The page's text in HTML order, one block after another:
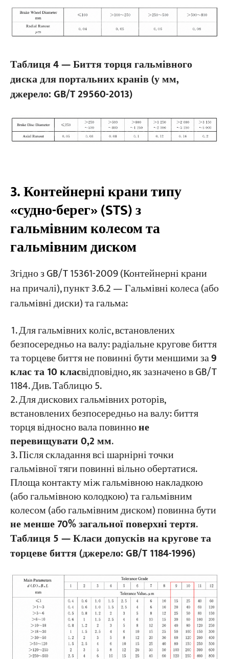
Таблиця 4 — Биття торця гальмівного
диска для портальних кранів (у мм,
джерело: GB/T 29560-2013)
3. Контейнерні крани типу
«судно-берег» (STS) з
гальмівним колесом та
гальмівним диском
Згідно з GB/T 15361-2009 (Контейнерні крани
на причалі), пункт 3.6.2 — Гальмівні колеса (або
гальмівні диски) та гальма:
Для гальмівних коліс, встановлених
безпосередньо на валу: радіальне кругове биття
та торцеве биття не повинні бути меншими за9
клас та 10 класвідповідно, як зазначено в GB/T
1184. Див. Таблицю 5.
Для дискових гальмівних роторів,
встановлених безпосередньо на валу: биття
торця відносно вала повинноне
перевищувати 0,2 мм.
Після складання всі шарнірні точки
гальмівної тяги повинні вільно обертатися.
Площа контакту між гальмівною накладкою
(або гальмівною колодкою) та гальмівним
колесом (або гальмівним диском) повинна бути
не менше 70% загальної поверхні тертя.
Таблиця 5 — Класи допусків на кругове та
торцеве биття (джерело: GB/T 1184-1996)